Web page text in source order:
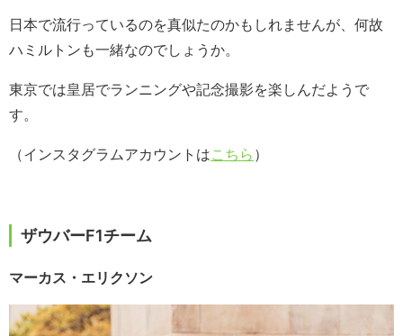
日本で流行っているのを真似たのかもしれませんが、何故
ハミルトンも一緒なのでしょうか。
東京では皇居でランニングや記念撮影を楽しんだようで
す。
（インスタグラムアカウントはこちら ）
ザウバーF1チーム
マーカス・エリクソン